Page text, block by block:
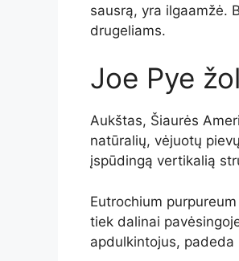
sausrą, yra ilgaamžė.
drugeliams.
Joe Pye
Aukštas, Šiaurės
natūralių, vėjuotų
įspūdingą vertikalią
Eutrochium
tiek dalinai
apdulkintojus,